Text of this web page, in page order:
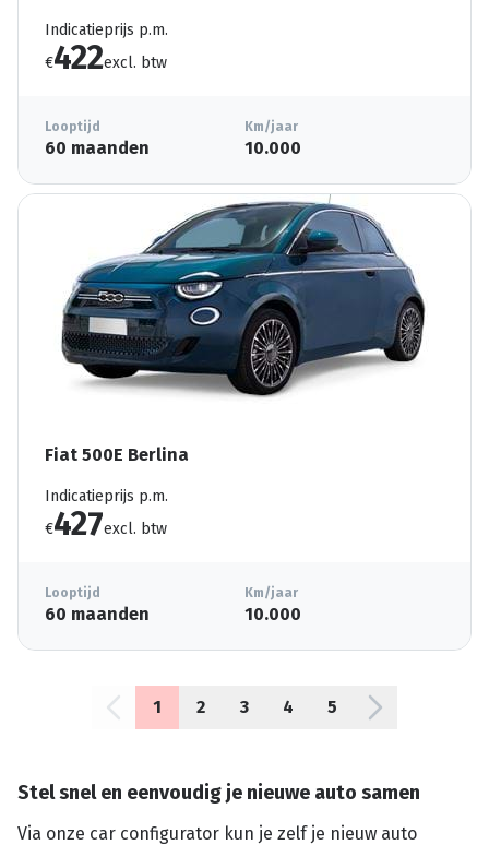
Indicatieprijs p.m.
€422excl. btw
Looptijd
60 maanden
Km/jaar
10.000
Fiat 500E Berlina
Indicatieprijs p.m.
€427excl. btw
Looptijd
60 maanden
Km/jaar
10.000
1 2 3 4 5
Stel snel en eenvoudig je nieuwe auto samen
Via onze car configurator kun je zelf je nieuw auto